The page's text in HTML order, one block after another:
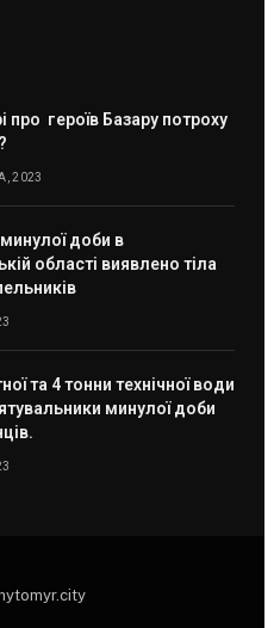
про героїв Базару потроху
2023
доби в
області виявлено тіла
та 4 тонни технічної води
минулої доби